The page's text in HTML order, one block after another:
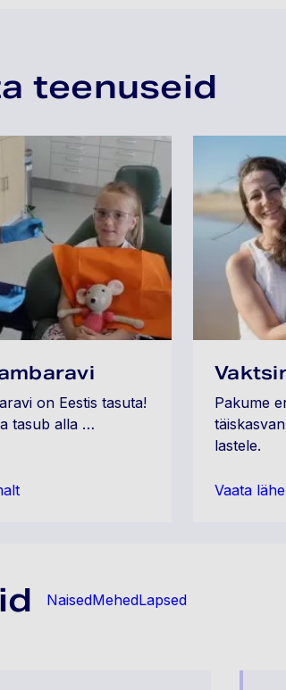
teenuseid
on Eestis tasuta!
tasub alla …
Pakume
lastele.
Vaata
NaisedMehedLapsed